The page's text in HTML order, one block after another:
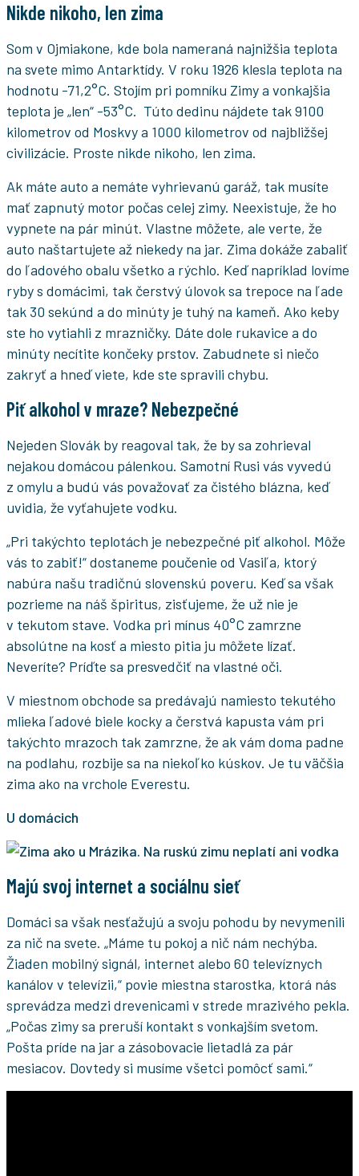
Nikde nikoho, len zima
Som v Ojmiakone, kde bola nameraná najnižšia teplota
na svete mimo Antarktídy. V roku 1926 klesla teplota na
hodnotu -71,2°C. Stojím pri pomníku Zimy a vonkajšia
teplota je „len“ -53°C. Túto dedinu nájdete tak 9100
kilometrov od Moskvy a 1000 kilometrov od najbližšej
civilizácie. Proste nikde nikoho, len zima.
Ak máte auto a nemáte vyhrievanú garáž, tak musíte
mať zapnutý motor počas celej zimy. Neexistuje, že ho
vypnete na pár minút. Vlastne môžete, ale verte, že
auto naštartujete až niekedy na jar. Zima dokáže zabaliť
do ľadového obalu všetko a rýchlo. Keď napríklad lovíme
ryby s domácimi, tak čerstvý úlovok sa trepoce na ľade
tak 30 sekúnd a do minúty je tuhý na kameň. Ako keby
ste ho vytiahli z mrazničky. Dáte dole rukavice a do
minúty necítite končeky prstov. Zabudnete si niečo
zakryť a hneď viete, kde ste spravili chybu.
Piť alkohol v mraze? Nebezpečné
Nejeden Slovák by reagoval tak, že by sa zohrieval
nejakou domácou pálenkou. Samotní Rusi vás vyvedú
z omylu a budú vás považovať za čistého blázna, keď
uvidia, že vyťahujete vodku.
„Pri takýchto teplotách je nebezpečné piť alkohol. Môže
vás to zabiť!“ dostaneme poučenie od Vasiľa, ktorý
nabúra našu tradičnú slovenskú poveru. Keď sa však
pozrieme na náš špiritus, zisťujeme, že už nie je
v tekutom stave. Vodka pri mínus 40°C zamrzne
absolútne na kosť a miesto pitia ju môžete lízať.
Neveríte? Príďte sa presvedčiť na vlastné oči.
V miestnom obchode sa predávajú namiesto tekutého
mlieka ľadové biele kocky a čerstvá kapusta vám pri
takýchto mrazoch tak zamrzne, že ak vám doma padne
na podlahu, rozbije sa na niekoľko kúskov. Je tu väčšia
zima ako na vrchole Everestu.
U domácich
Majú svoj internet a sociálnu sieť
Domáci sa však nesťažujú a svoju pohodu by nevymenili
za nič na svete. „Máme tu pokoj a nič nám nechýba.
Žiaden mobilný signál, internet alebo 60 televíznych
kanálov v televízii,“ povie miestna starostka, ktorá nás
sprevádza medzi drevenicami v strede mrazivého pekla.
„Počas zimy sa preruší kontakt s vonkajším svetom.
Pošta príde na jar a zásobovacie lietadlá za pár
mesiacov. Dovtedy si musíme všetci pomôcť sami.“